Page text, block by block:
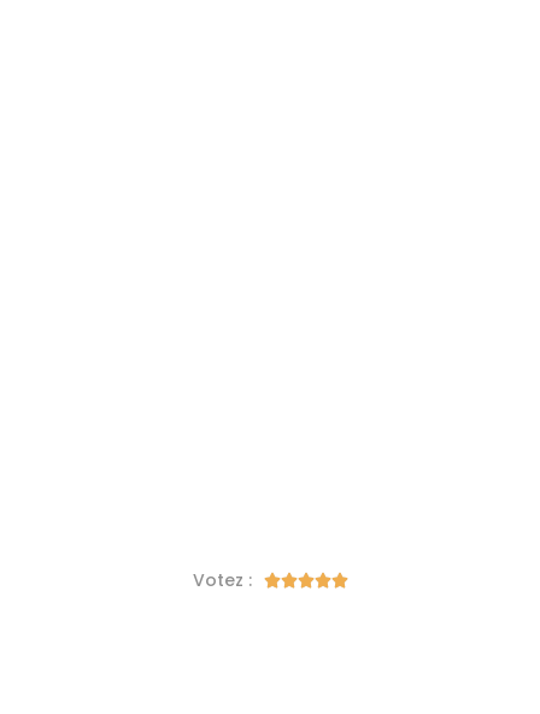
Votez : 